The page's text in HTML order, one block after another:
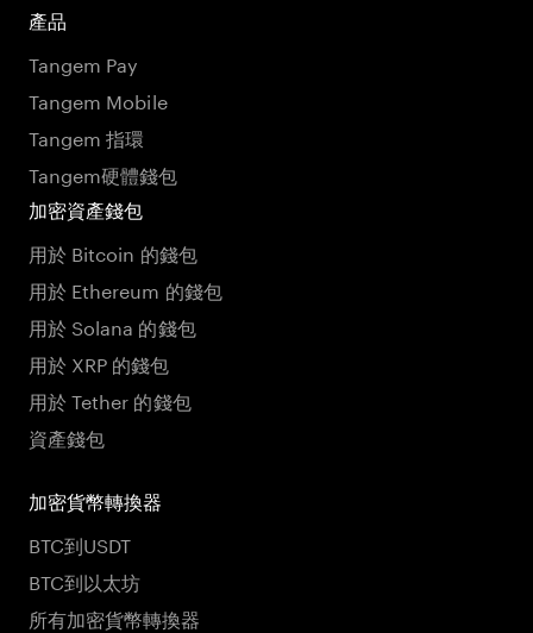
產品
Tangem Pay
Tangem Mobile
Tangem 指環
Tangem硬體錢包
加密資產錢包
用於 Bitcoin 的錢包
用於 Ethereum 的錢包
用於 Solana 的錢包
用於 XRP 的錢包
用於 Tether 的錢包
資產錢包
加密貨幣轉換器
BTC到USDT
BTC到以太坊
所有加密貨幣轉換器